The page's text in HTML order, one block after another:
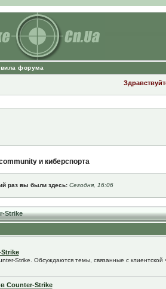
форума
и киберспорта
раз вы были здесь: Сегодня, 16:06
Strike
Strike. Обсуждаются темы, связанные с клиентской
Counter-Strike